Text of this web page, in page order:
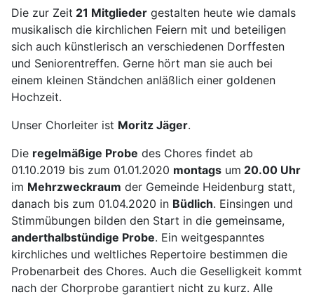
Die zur Zeit 21 Mitglieder gestalten heute wie damals
musikalisch die kirchlichen Feiern mit und beteiligen
sich auch künstlerisch an verschiedenen Dorffesten
und Seniorentreffen. Gerne hört man sie auch bei
einem kleinen Ständchen anläßlich einer goldenen
Hochzeit.
Unser Chorleiter ist Moritz Jäger.
Die regelmäßige Probe des Chores findet ab
01.10.2019 bis zum 01.01.2020 montags um 20.00 Uhr
im Mehrzweckraum der Gemeinde Heidenburg statt,
danach bis zum 01.04.2020 in Büdlich. Einsingen und
Stimmübungen bilden den Start in die gemeinsame,
anderthalbstündige Probe. Ein weitgespanntes
kirchliches und weltliches Repertoire bestimmen die
Probenarbeit des Chores. Auch die Geselligkeit kommt
nach der Chorprobe garantiert nicht zu kurz. Alle